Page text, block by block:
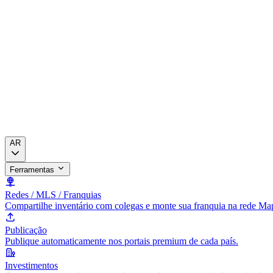
AR
Ferramentas
Redes / MLS / Franquias
Compartilhe inventário com colegas e monte sua franquia na rede
Publicação
Publique automaticamente nos portais premium de cada país.
Investimentos